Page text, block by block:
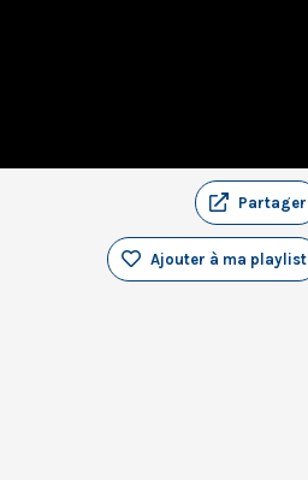
Partager
Ajouter à ma playlist